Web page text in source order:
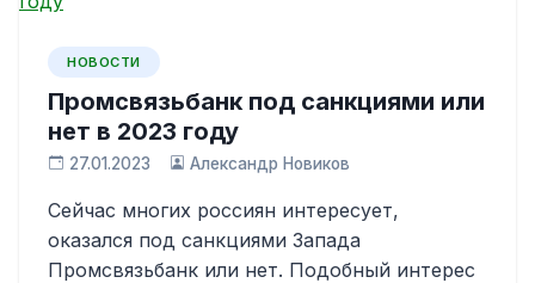
НОВОСТИ
Промсвязьбанк под санкциями или
нет в 2023 году
27.01.2023 Александр Новиков
Сейчас многих россиян интересует,
оказался под санкциями Запада
Промсвязьбанк или нет. Подобный интерес